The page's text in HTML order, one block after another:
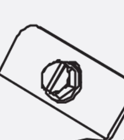
Zurück
Zurück